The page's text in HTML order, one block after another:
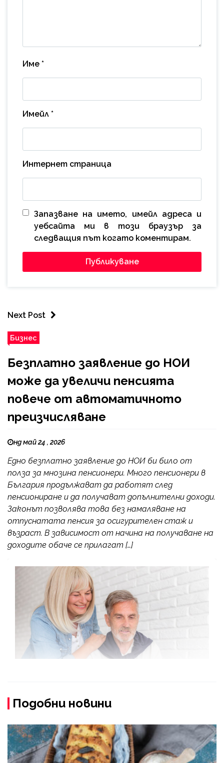
Име *
Имейл *
Интернет страница
Запазване на името, имейл адреса и
уебсайта ми в този браузър за
следващия път когато коментирам.
Next Post
Бизнес
Безплатно заявление до НОИ
може да увеличи пенсията
повече от автоматичното
преизчисляване
нд май 24 , 2026
Едно безплатно заявление до НОИ би било от
полза за мнозина пенсионери. Много пенсионери в
България продължават да работят след
пенсиониране и да получават допълнителни доходи.
Законът позволява това без намаляване на
отпуснатата пенсия за осигурителен стаж и
възраст. В зависимост от начина на получаване на
доходите обаче се прилагат […]
Подобни новини